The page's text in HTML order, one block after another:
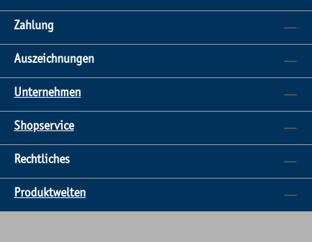
Zahlung
Auszeichnungen
Unternehmen
Shopservice
Rechtliches
Produktwelten